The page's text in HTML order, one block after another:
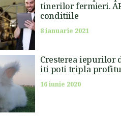
tinerilor fermieri.
conditiile
8 ianuarie 2021
Cresterea iepurilor
iti poti tripla
16 iunie 2020